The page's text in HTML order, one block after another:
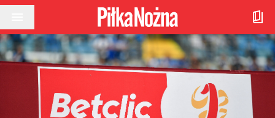
Przejdź do treści